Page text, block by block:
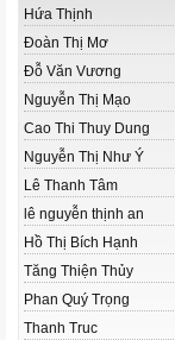
Hứa Thịnh
Đoàn Thị Mơ
Đỗ Văn Vương
Nguyễn Thị Mạo
Cao Thi Thuy Dung
Nguyễn Thị Như Ý
Lê Thanh Tâm
lê nguyễn thịnh an
Hồ Thị Bích Hạnh
Tăng Thiện Thủy
Phan Quý Trọng
Thanh Truc